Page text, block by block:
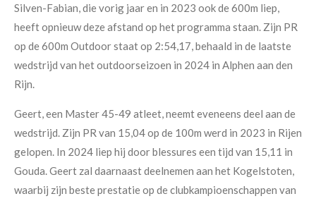
Silven-Fabian, die vorig jaar en in 2023 ook de 600m liep,
heeft opnieuw deze afstand op het programma staan. Zijn PR
op de 600m Outdoor staat op 2:54,17, behaald in de laatste
wedstrijd van het outdoorseizoen in 2024 in Alphen aan den
Rijn.
Geert, een Master 45-49 atleet, neemt eveneens deel aan de
wedstrijd. Zijn PR van 15,04 op de 100m werd in 2023 in Rijen
gelopen. In 2024 liep hij door blessures een tijd van 15,11 in
Gouda. Geert zal daarnaast deelnemen aan het Kogelstoten,
waarbij zijn beste prestatie op de clubkampioenschappen van